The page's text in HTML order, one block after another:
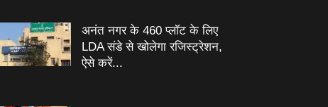
अनंत नगर के 460 प्‍लॉट के लिए
LDA संडे से खोलेगा रजिस्‍ट्रेशन,
ऐसे करें...